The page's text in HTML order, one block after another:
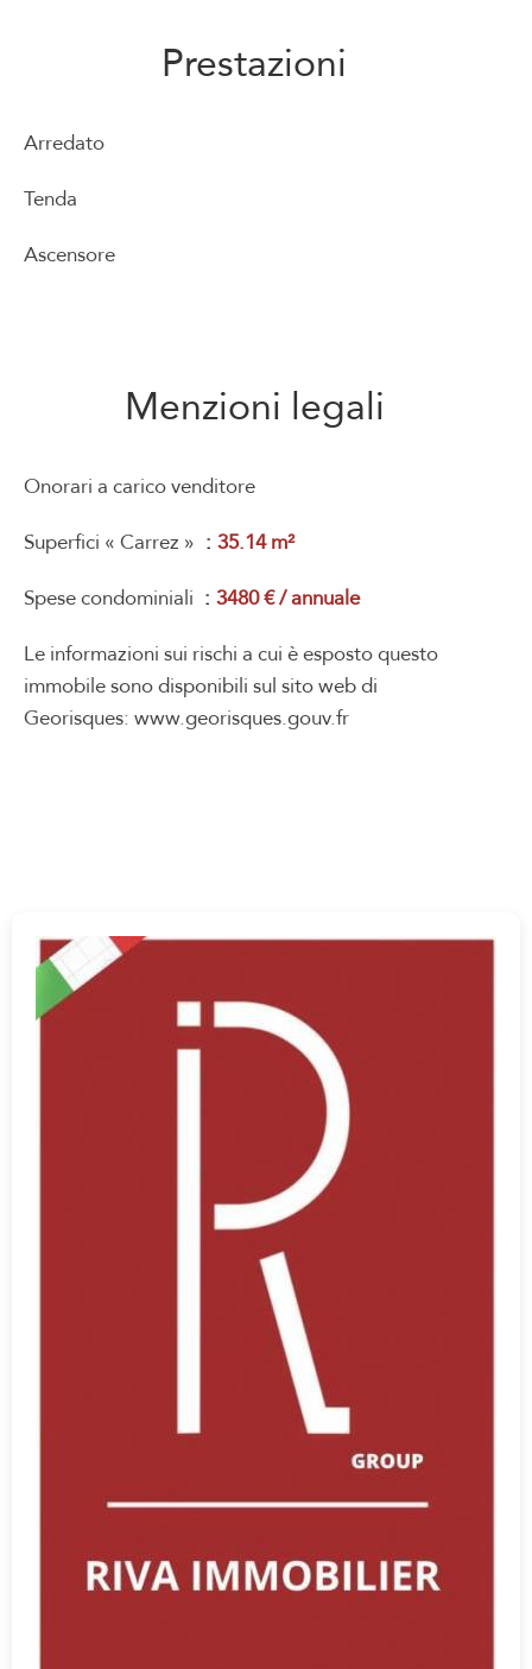
Prestazioni
Arredato
Tenda
Ascensore
Menzioni legali
Onorari a carico venditore
Superfici « Carrez »
35.14 m²
Spese condominiali
3480 € / annuale
Le informazioni sui rischi a cui è esposto questo
immobile sono disponibili sul sito web di
Georisques: www.georisques.gouv.fr